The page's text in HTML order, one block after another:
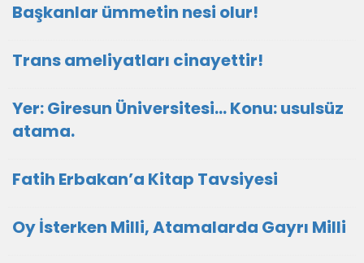
Başkanlar ümmetin nesi olur!
Trans ameliyatları cinayettir!
Yer: Giresun Üniversitesi… Konu: usulsüz
atama.
Fatih Erbakan’a Kitap Tavsiyesi
Oy İsterken Milli, Atamalarda Gayrı Milli